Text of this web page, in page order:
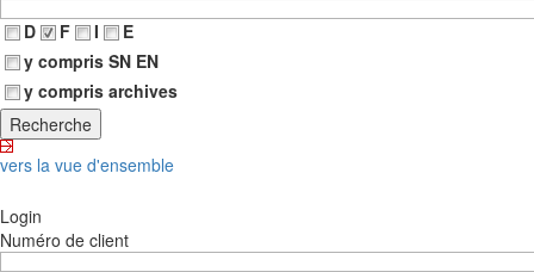
D
F I
E
y compris SN EN
y compris archives
vers la vue d'ensemble
Login
Numéro de client